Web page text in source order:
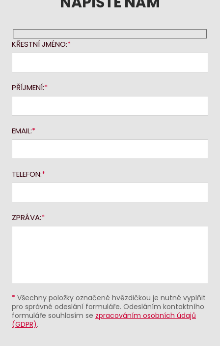
KŘESTNÍ JMÉNO:
PŘÍJMENÍ:
EMAIL:
TELEFON:
ZPRÁVA:
* Všechny položky označené hvězdičkou je nutné vyplňit
pro správné odeslání formuláře. Odesláním kontaktního
formuláře souhlasím se zpracováním osobních údajů
(GDPR).